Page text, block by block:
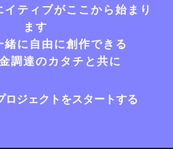
ティブがここから始まり
ます
緒に自由に創作できる
調達のカタチと共に
ロジェクトをスタートする